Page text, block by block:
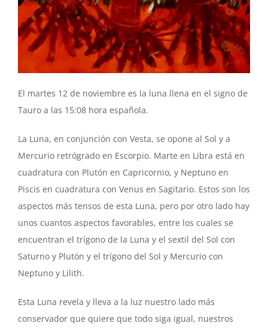
El martes 12 de noviembre es la luna llena en el signo de
Tauro a las 15:08 hora española.
La Luna, en conjunción con Vesta, se opone al Sol y a
Mercurio retrógrado en Escorpio. Marte en Libra está en
cuadratura con Plutón en Capricornio, y Neptuno en
Piscis en cuadratura con Venus en Sagitario. Estos son los
aspectos más tensos de esta Luna, pero por otro lado hay
unos cuantos aspectos favorables, entre los cuales se
encuentran el trígono de la Luna y el sextil del Sol con
Saturno y Plutón y el trígono del Sol y Mercurio con
Neptuno y Lilith.
Esta Luna revela y lleva a la luz nuestro lado más
conservador que quiere que todo siga igual, nuestros